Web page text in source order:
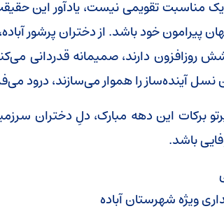
یک مناسبت تقویمی نیست، یادآور این
پیرامون خود باشد. از دختران پرشور
روزافزون دارند، صمیمانه قدردانی
آینده‌ساز را هموار می‌سازند، درود
برکات این دهه مبارک، دلِ دختران
باشد.
ویژه شهرستان آباده